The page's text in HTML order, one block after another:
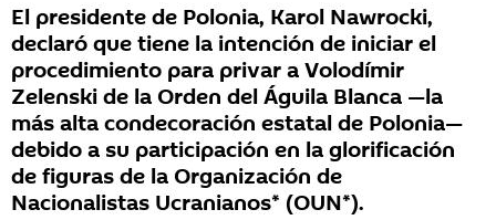
El presidente de Polonia, Karol Nawrocki,
declaró que tiene la intención de iniciar el
procedimiento para privar a Volodímir
Zelenski de la Orden del Águila Blanca —la
más alta condecoración estatal de Polonia—
debido a su participación en la glorificación
de figuras de la Organización de
Nacionalistas Ucranianos* (OUN*).